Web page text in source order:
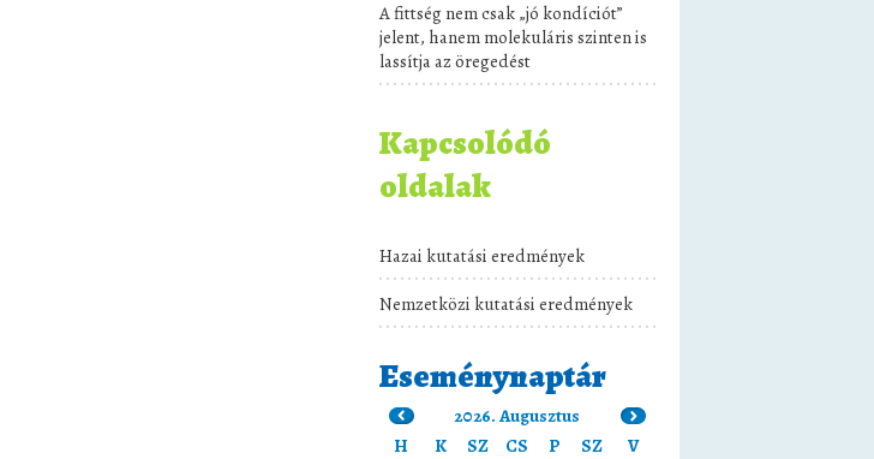
A fittség nem csak „jó kondíciót”
jelent, hanem molekuláris szinten is
lassítja az öregedést
Kapcsolódó
oldalak
Hazai kutatási eredmények
Nemzetközi kutatási eredmények
Eseménynaptár
2026. Augusztus
H
K SZ CS P SZ
V